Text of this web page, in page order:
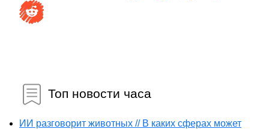
Топ новости часа
ИИ разговорит животных // В каких сферах может